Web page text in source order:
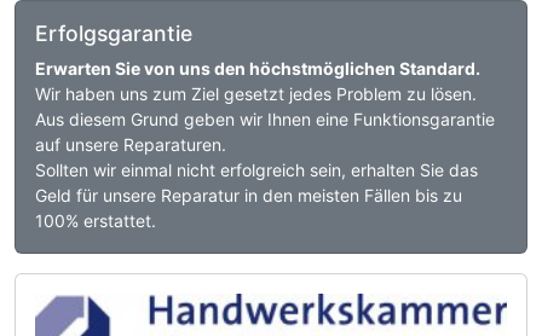
Erfolgsgarantie
Erwarten Sie von uns den höchstmöglichen Standard.
Wir haben uns zum Ziel gesetzt jedes Problem zu lösen.
Aus diesem Grund geben wir Ihnen eine Funktionsgarantie
auf unsere Reparaturen.
Sollten wir einmal nicht erfolgreich sein, erhalten Sie das
Geld für unsere Reparatur in den meisten Fällen bis zu
100% erstattet.